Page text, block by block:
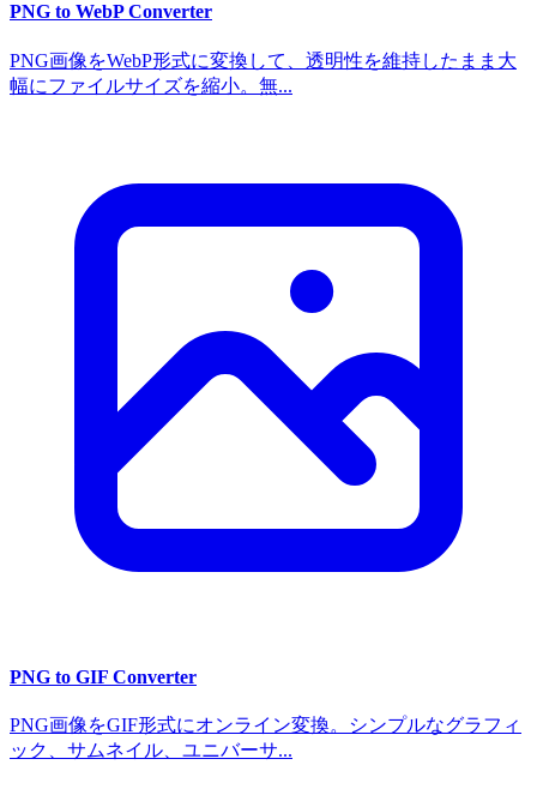
PNG to WebP Converter
PNG画像をWebP形式に変換して、透明性を維持したまま大
幅にファイルサイズを縮小。無...
PNG to GIF Converter
PNG画像をGIF形式にオンライン変換。シンプルなグラフィ
ック、サムネイル、ユニバーサ...